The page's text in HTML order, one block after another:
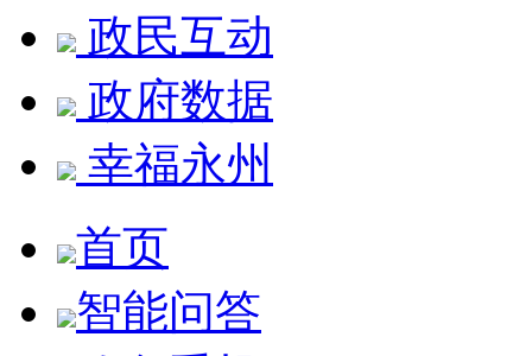
政民互动
政府数据
幸福永州
首页
智能问答